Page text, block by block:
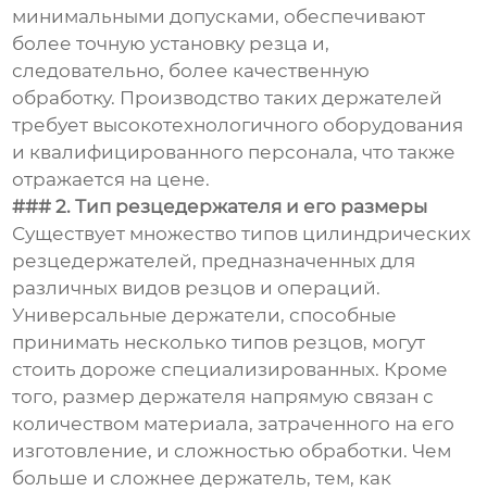
минимальными допусками, обеспечивают
более точную установку резца и,
следовательно, более качественную
обработку. Производство таких держателей
требует высокотехнологичного оборудования
и квалифицированного персонала, что также
отражается на цене.
### 2. Тип резцедержателя и его размеры
Существует множество типов цилиндрических
резцедержателей, предназначенных для
различных видов резцов и операций.
Универсальные держатели, способные
принимать несколько типов резцов, могут
стоить дороже специализированных. Кроме
того, размер держателя напрямую связан с
количеством материала, затраченного на его
изготовление, и сложностью обработки. Чем
больше и сложнее держатель, тем, как